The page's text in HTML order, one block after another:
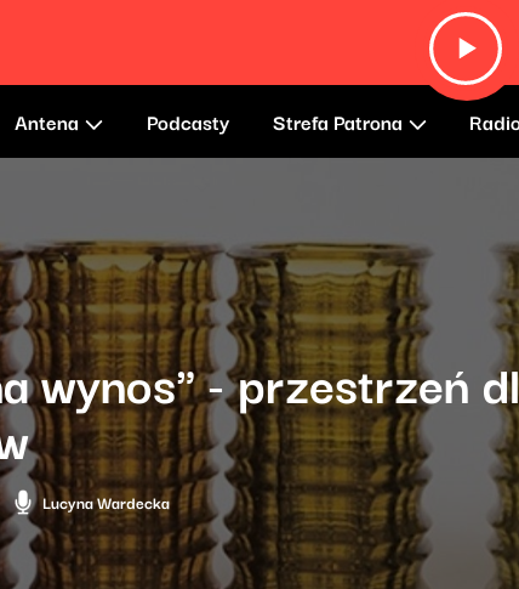
Antena Podcasty Strefa Patrona
wynos" - przestrzeń
Lucyna Wardecka